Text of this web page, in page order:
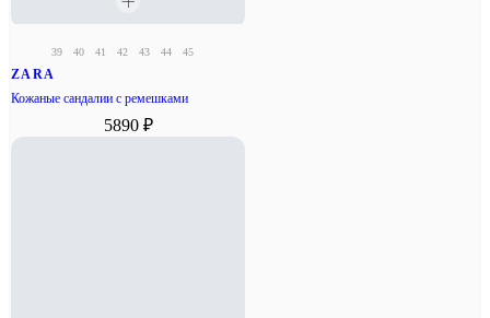
39 40 41 42 43 44 45
ZARA
Кожаные сандалии с ремешками
5890 ₽